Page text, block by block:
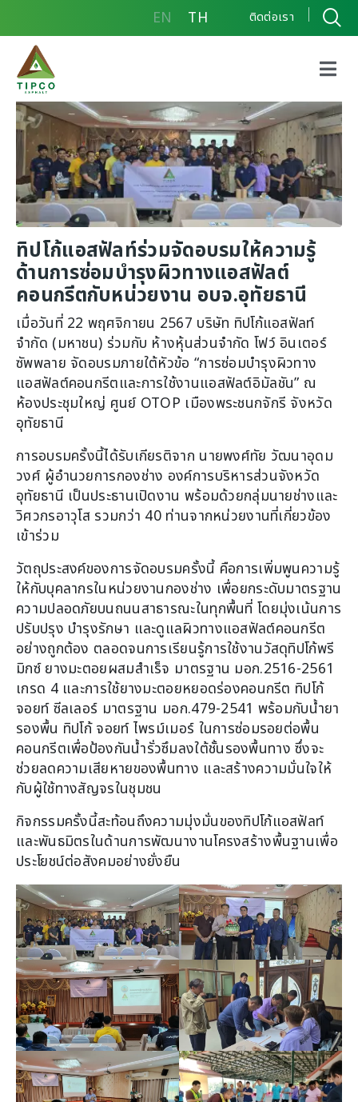
EN TH ติดต่อเรา
ทิปโก้แอสฟัลท์ร่วมจัดอบรมให้ความรู้ด้านการซ่อมบำรุง
ผิวทางแอสฟัลต์คอนกรีตกับหน่วยงาน อบจ.อุทัยธานี
ทิปโก้แอสฟัลท์ร่วมจัดอบรมให้ความรู้
ด้านการซ่อมบำรุงผิวทางแอสฟัลต์
คอนกรีตกับหน่วยงาน อบจ.อุทัยธานี
เมื่อวันที่ 22 พฤศจิกายน 2567 บริษัท ทิปโก้แอสฟัลท์
จำกัด (มหาชน) ร่วมกับ ห้างหุ้นส่วนจำกัด โฟว์ อินเตอร์
ซัพพลาย จัดอบรมภายใต้หัวข้อ “การซ่อมบำรุงผิวทาง
แอสฟัลต์คอนกรีตและการใช้งานแอสฟัลต์อิมัลชัน” ณ
ห้องประชุมใหญ่ ศูนย์ OTOP เมืองพระชนกจักรี จังหวัด
อุทัยธานี
การอบรมครั้งนี้ได้รับเกียรติจาก นายพงศ์ทัย วัฒนาอุดม
วงศ์ ผู้อำนวยการกองช่าง องค์การบริหารส่วนจังหวัด
อุทัยธานี เป็นประธานเปิดงาน พร้อมด้วยกลุ่มนายช่างและ
วิศวกรอาวุโส รวมกว่า 40 ท่านจากหน่วยงานที่เกี่ยวข้อง
เข้าร่วม
วัตถุประสงค์ของการจัดอบรมครั้งนี้ คือการเพิ่มพูนความรู้
ให้กับบุคลากรในหน่วยงานกองช่าง เพื่อยกระดับมาตรฐาน
ความปลอดภัยบนถนนสาธารณะในทุกพื้นที่ โดยมุ่งเน้นการ
ปรับปรุง บำรุงรักษา และดูแลผิวทางแอสฟัลต์คอนกรีต
อย่างถูกต้อง ตลอดจนการเรียนรู้การใช้งานวัสดุทิปโก้พรี
มิกซ์ ยางมะตอยผสมสำเร็จ มาตรฐาน มอก.2516-2561
เกรด 4 และการใช้ยางมะตอยหยอดร่องคอนกรีต ทิปโก้
จอยท์ ซีลเลอร์ มาตรฐาน มอก.479-2541 พร้อมกับน้ำยา
รองพื้น ทิปโก้ จอยท์ ไพรม์เมอร์ ในการซ่อมรอยต่อพื้น
คอนกรีตเพื่อป้องกันน้ำรั่วซึมลงใต้ชั้นรองพื้นทาง ซึ่งจะ
ช่วยลดความเสียหายของพื้นทาง และสร้างความมั่นใจให้
กับผู้ใช้ทางสัญจรในชุมชน
กิจกรรมครั้งนี้สะท้อนถึงความมุ่งมั่นของทิปโก้แอสฟัลท์
และพันธมิตรในด้านการพัฒนางานโครงสร้างพื้นฐานเพื่อ
ประโยชน์ต่อสังคมอย่างยั่งยืน